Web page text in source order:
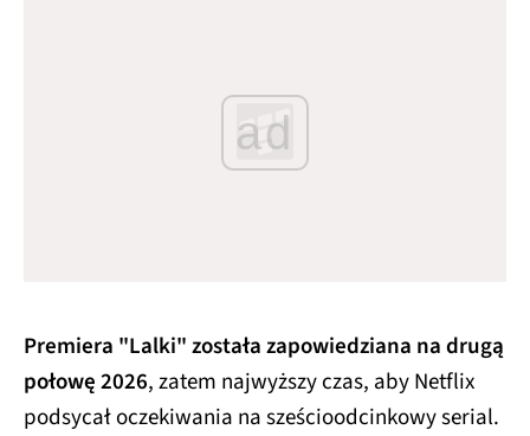
ad
Premiera "Lalki" została zapowiedziana na drugą
połowę 2026, zatem najwyższy czas, aby Netflix
podsycał oczekiwania na sześcioodcinkowy serial.